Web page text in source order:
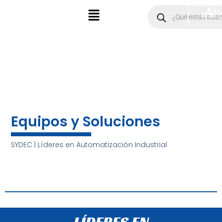
Menú
search
$0.00
Equipos y Soluciones
SYDEC | Líderes en Automatización Industrial